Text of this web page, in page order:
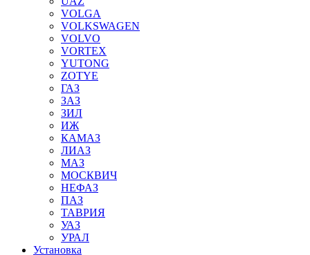
VOLGA
VOLKSWAGEN
VOLVO
VORTEX
YUTONG
ZOTYE
ГАЗ
ЗАЗ
ЗИЛ
ИЖ
КАМАЗ
ЛИАЗ
МАЗ
МОСКВИЧ
НЕФАЗ
ПАЗ
ТАВРИЯ
УАЗ
УРАЛ
Установка